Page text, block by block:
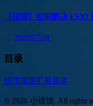
【排错】如何解决
2020/07/24
目录
操作指南扩展阅读
© 2026 小谈谈. All rights